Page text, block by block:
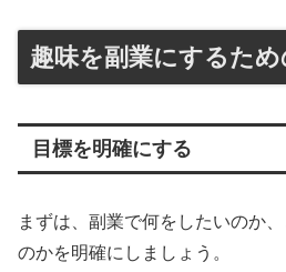
趣味を副業にするた
目標を明確にする
まずは、副業で何をしたいのか
のかを明確にしましょう。